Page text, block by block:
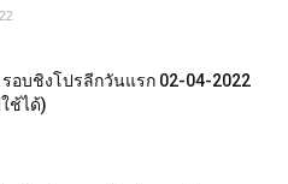
รอบชิงโปรลีกวันแรก 02-04-2022
ช้ได้)